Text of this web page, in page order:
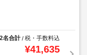
名合計/税・手数料込
¥41,635